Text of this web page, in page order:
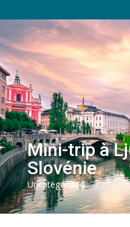
Mini-trip à
Slovénie
Uncategorized